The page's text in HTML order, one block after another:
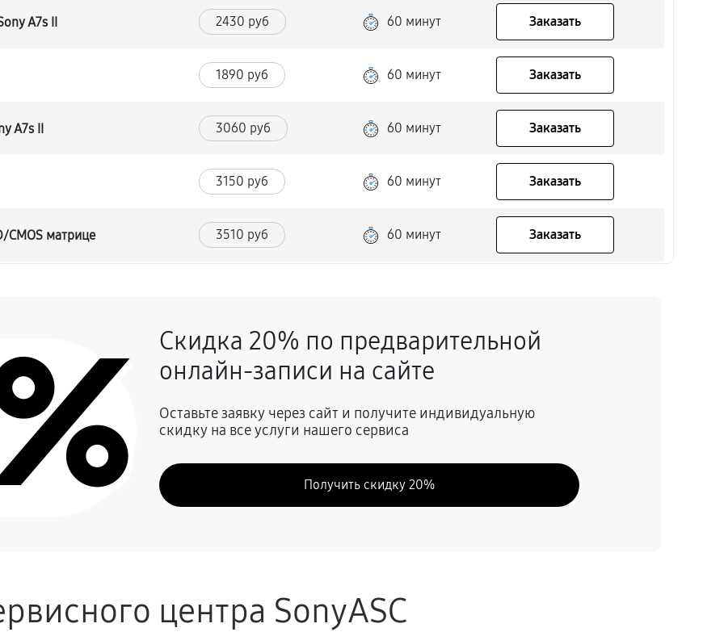
A7s II 2430 руб 60 минут Заказать
1890 руб 60 минут Заказать
A7s II 3060 руб 60 минут Заказать
3150 руб 60 минут Заказать
CMOS матрице 3510 руб 60 минут Заказать
2970 руб 60 минут Заказать
A7s II
A7s II
Заказать
2430 руб 60 минут
Скидка 20% по предварительной
онлайн-записи на сайте
Оставьте заявку через сайт и получите индивидуальную
скидку на все услуги нашего сервиса
Получить скидку 20%
центра SonyASC